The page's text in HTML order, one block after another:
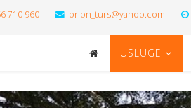
710 960 orion_turs@yahoo.com
USLUGE